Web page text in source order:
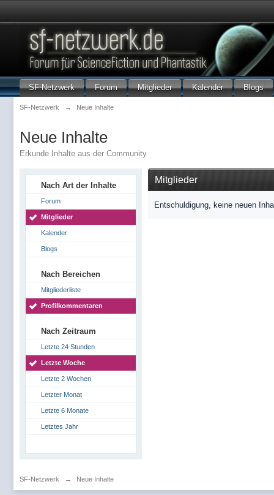
SF-Netzwerk Forum Mitglieder Kalender Blogs
SF-Netzwerk → Neue Inhalte
Neue Inhalte
Erkunde Inhalte aus der Community
Nach Art der Inhalte
Forum
Mitglieder
Kalender
Blogs
Nach Bereichen
Mitgliederliste
Profilkommentaren
Nach Zeitraum
Letzte 24 Stunden
Letzte Woche
Letzte 2 Wochen
Letzter Monat
Letzte 6 Monate
Letztes Jahr
Mitglieder
Entschuldigung, keine neuen
SF-Netzwerk → Neue Inhalte